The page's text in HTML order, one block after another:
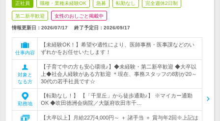
正社員 職種・業種未経験OK 急募 転勤なし 完全週休2日制
第二新卒歓迎 女性のおしごと掲載中
情報更新日：2026/07/17 終了予定日： 2026/09/17
仕事内容
【未経験OK！】希望や適性により、医師事務・医事課などのい
ずれかをお任せいたします！
対象と
なる方
【子育て中の方も安心環境♪】◆未経験・第二新卒歓迎 ◆大卒以
上◆社会人経験がある方歓迎 ＊現在、事務スタッフの8割が20～
30代の若手社員です☆
勤務地
【転勤なし！】 【「千里丘」から徒歩通勤♪】 ※マイカー通勤
OK ◆吹田徳洲会病院／大阪府吹田市千…
【大卒以上】月給22万4,000円～ ＋ 諸手当 ＋ 賞与年2回※上記は